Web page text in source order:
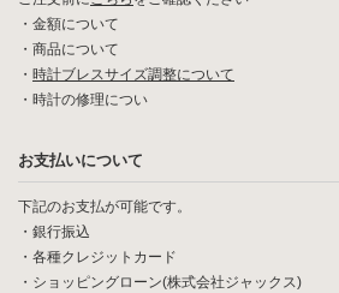
・ 金額について
・ 商品について
・ 時計ブレスサイズ調整について
・ 時計の修理につい
お支払いについて
下記のお支払が可能です。
・銀行振込
・各種クレジットカード
・ショッピングローン(株式会社ジャックス)